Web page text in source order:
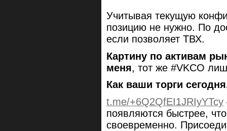
Учитывая текущую
позицию не нужно. По
если позволяет ТВХ.
Картину по активам
меня, тот же #VKCO
Как ваши торги
t.me/+6Q2QfEI1JRIyYTcy
появляются быстрее,
своевременно.